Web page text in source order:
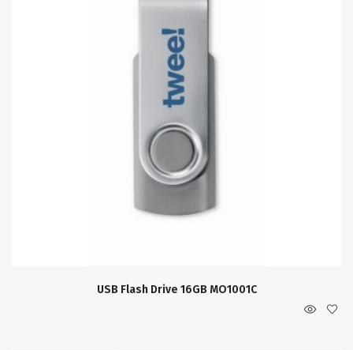
USB Flash Drive 16GB MO1001C